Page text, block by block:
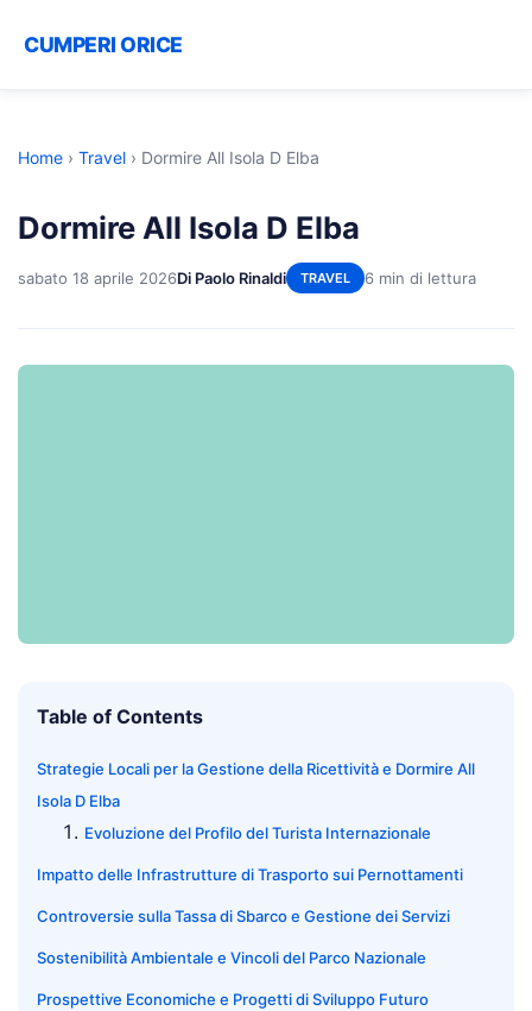
CUMPERI ORICE
Home › Travel › Dormire All Isola D Elba
Dormire All Isola D Elba
sabato 18 aprile 2026Di Paolo Rinaldi TRAVEL 6 min di lettura
Table of Contents
Strategie Locali per la Gestione della Ricettività e Dormire All
Isola D Elba
Evoluzione del Profilo del Turista Internazionale
Impatto delle Infrastrutture di Trasporto sui Pernottamenti
Controversie sulla Tassa di Sbarco e Gestione dei Servizi
Sostenibilità Ambientale e Vincoli del Parco Nazionale
Prospettive Economiche e Progetti di Sviluppo Futuro